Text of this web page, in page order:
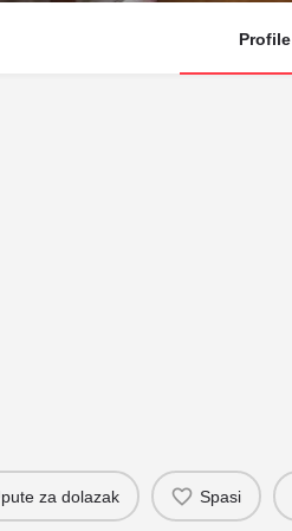
Profile
za dolazak Spasi